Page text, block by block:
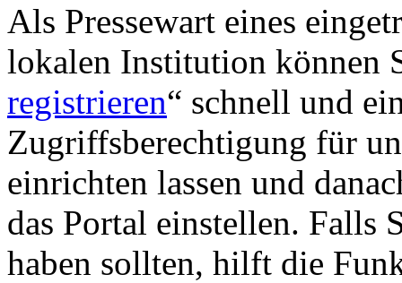
Als Pressewart eines
lokalen Institution können
registrieren“ schnell und
Zugriffsberechtigung für
einrichten lassen und
das Portal einstellen. Falls
haben sollten, hilft die